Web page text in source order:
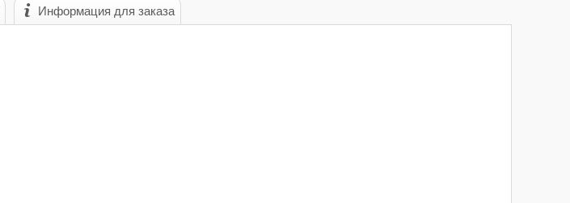
Информация для заказа